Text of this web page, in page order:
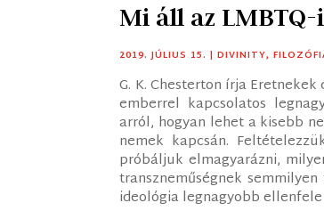
Mi áll az
2019. JÚLIUS 15. |DIVINITY,
G. K. Chesterton írja
emberrel kapcsolatos
arról, hogyan lehet a kisebb
nemek kapcsán.
próbáljuk elmagyarázni,
transzneműségnek
ideológia legnagyobb